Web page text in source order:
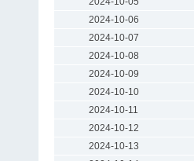
2024-10-06
2024-10-07
2024-10-08
2024-10-09
2024-10-10
2024-10-11
2024-10-12
2024-10-13